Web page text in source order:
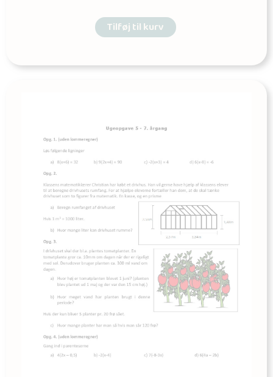
Tilføj til kurv